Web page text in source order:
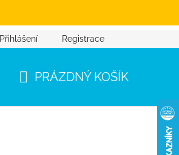
Přihlášení Registrace
PRÁZDNÝ KOŠÍK